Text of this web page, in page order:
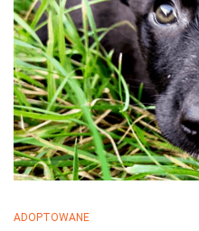
przechodzą kwarantannę, są
również sterylizowane i
przygotowywane do tego by
bardzo dobrze znamy naszych
dopasować psa
ADOPTOWANE